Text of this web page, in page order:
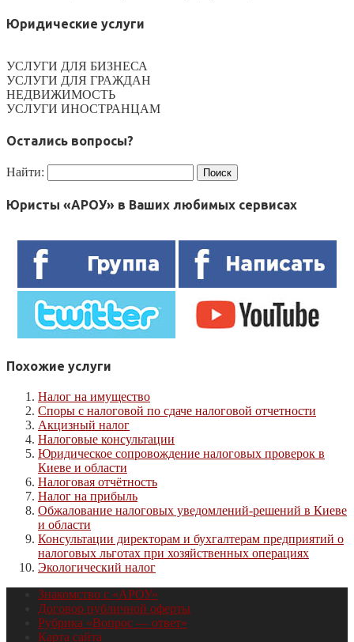
Юридические услуги
УСЛУГИ ДЛЯ БИЗНЕСА
УСЛУГИ ДЛЯ ГРАЖДАН
НЕДВИЖИМОСТЬ
УСЛУГИ ИНОСТРАНЦАМ
Остались вопросы?
Найти:
Юристы «АРОУ» в Ваших любимых сервисах
Похожие услуги
Налог на имущество
Споры с налоговой по сдаче налоговой отчетности
Акцизный налог
Налоговые консультации
Юридическое сопровождение налоговых проверок в
Киеве и области
Налоговая отчётность
Налог на прибыль
Обжалование налоговых уведомлений-решений в Киеве
и области
Консультации директорам и бухгалтерам предприятий о
налоговых льготах при хозяйственных операциях
Экологический налог
Знакомство с «АРОУ»
Договор публичной оферты
Рубрика «Вопрос — ответ»
Карта сайта